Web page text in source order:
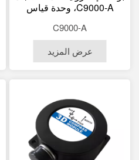
C9000-A، وحدة قياس
المحاور، من الدرجة
الصناعية، لتطبيقات
الطائرات بدون طيار /
البحرية / المسح
C9000-A
عرض المزيد